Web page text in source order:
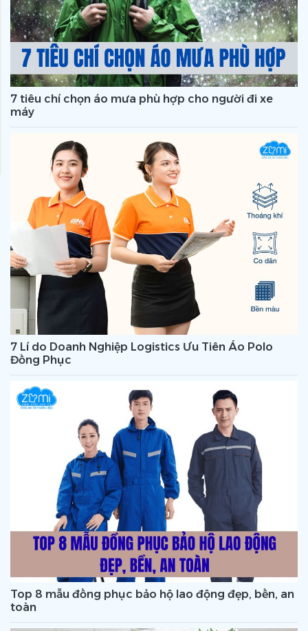
7 tiêu chí chọn áo mưa phù hợp cho người đi xe
máy
7 Lí do Doanh Nghiệp Logistics Ưu Tiên Áo Polo
Đồng Phục
Top 8 mẫu đồng phục bảo hộ lao động đẹp, bền, an
toàn